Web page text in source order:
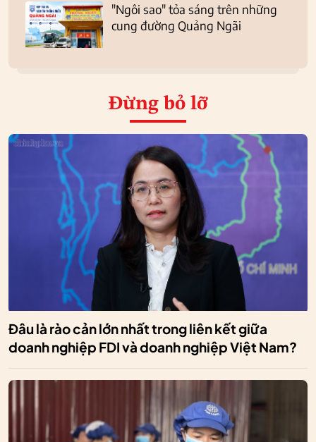
"Ngôi sao" tỏa sáng trên những
cung đường Quảng Ngãi
Đừng bỏ lỡ
Đâu là rào cản lớn nhất trong liên kết giữa
doanh nghiệp FDI và doanh nghiệp Việt Nam?